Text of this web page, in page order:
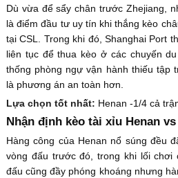
Dù vừa để sẩy chân trước Zhejiang,
là điểm đầu tư uy tín khi thắng kèo
tại CSL. Trong khi đó, Shanghai Port
liên tục để thua kèo ở các chuyến
thống phòng ngự vận hành thiếu tập
là phương án an toàn hơn.
Lựa chọn tốt nhất: Henan -1/4 cả
Nhận định kèo tài xỉu Henan
Hàng công của Henan nổ súng đều
vòng đấu trước đó, trong khi lối chơi
đấu cũng đầy phóng khoáng nhưng